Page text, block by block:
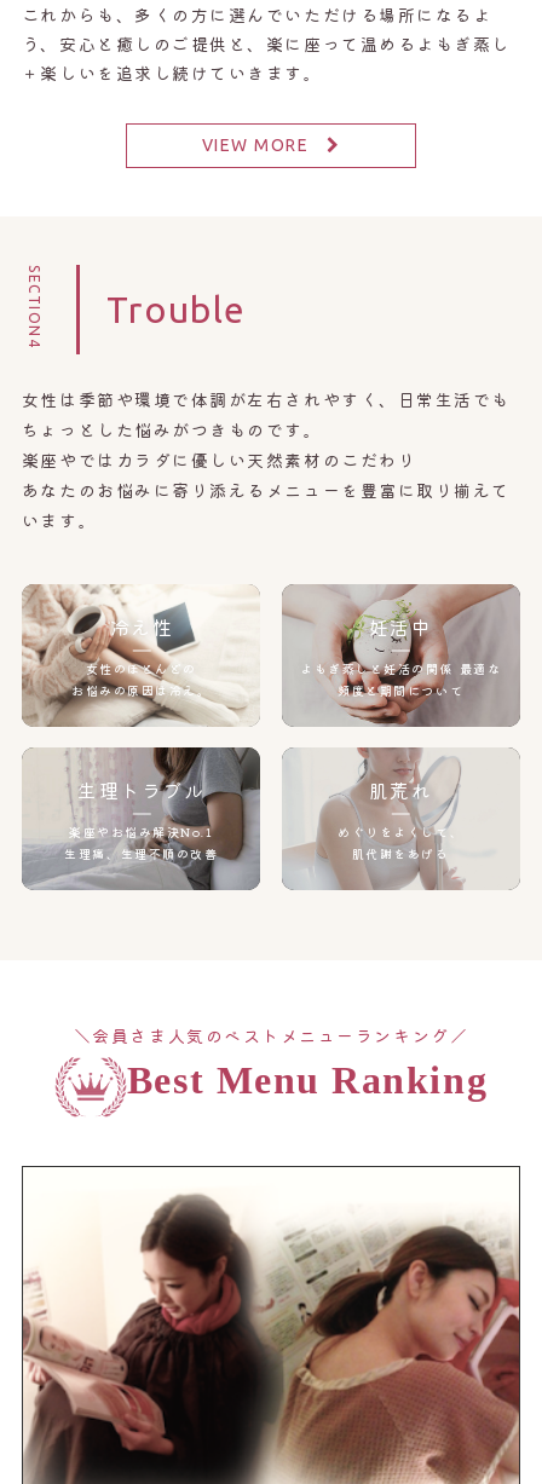
これからも、多くの方に選んでいただける場所になるよ
う、安心と癒しのご提供と、楽に座って温めるよもぎ蒸し
＋楽しいを追求し続けていきます。
VIEW MORE
Trouble
SECTION4
女性は季節や環境で体調が左右されやすく、日常生活でも
ちょっとした悩みがつきものです。
楽座やではカラダに優しい天然素材のこだわり
あなたのお悩みに寄り添えるメニューを豊富に取り揃えて
います。
冷え性
女性のほとんどの
お悩みの原因は冷え。
妊活中
よもぎ蒸しと妊活の関係 最適な
頻度と期間について
生理トラブル
楽座やお悩み解決No.1
生理痛、生理不順の改善
肌荒れ
めぐりをよくして、
肌代謝をあげる
＼会員さま人気のベストメニューランキング／
Best Menu Ranking